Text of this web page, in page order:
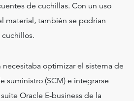
de cuchillas. Con un uso
material, también se podrían
optimizar el sistema de
suministro (SCM) e integrarse
Oracle E-business de la